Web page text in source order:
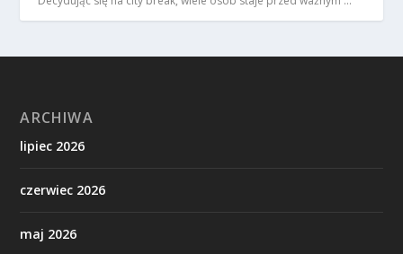
ARCHIWA
lipiec 2026
czerwiec 2026
maj 2026